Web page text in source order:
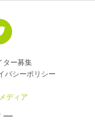
ター募集
バシーポリシー
ディア